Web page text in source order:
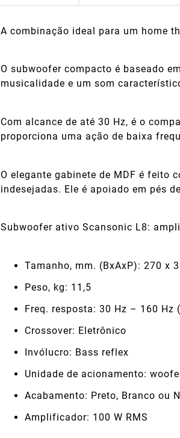
A combinação ideal para um home
O subwoofer compacto é baseado
musicalidade e um som
Com alcance de até 30 Hz, é o
proporciona uma ação de baixa
O elegante gabinete de MDF é feito
indesejadas. Ele é apoiado em pés
Subwoofer ativo Scansonic L8:
Tamanho, mm. (BxAxP): 270 x
Peso, kg: 11,5
Freq. resposta: 30 Hz – 160 Hz
Crossover: Eletrônico
Invólucro: Bass reflex
Unidade de acionamento:
Acabamento: Preto, Branco ou
Amplificador: 100 W RMS